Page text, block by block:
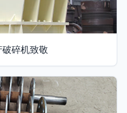
碎机致敬